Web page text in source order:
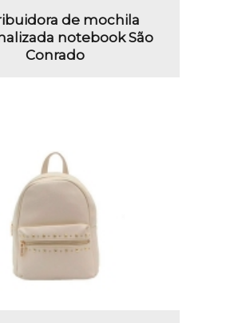
de mochila
notebook São
Conrado